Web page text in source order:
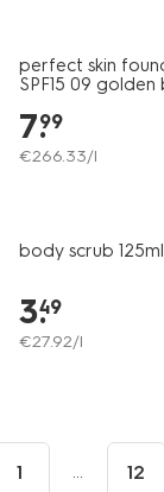
perfect skin
SPF15 09 golden
7.
99
€266.33/l
body scrub 125ml
3.
49
€27.92/l
1 ... 12